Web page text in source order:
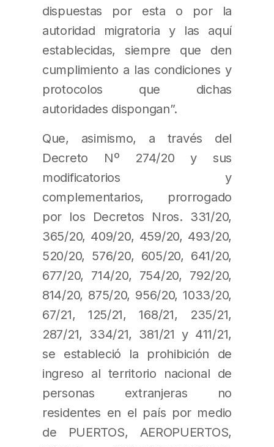
dispuestas por esta o por la
autoridad migratoria y las aquí
establecidas, siempre que den
cumplimiento a las condiciones y
protocolos que dichas
autoridades dispongan”.
Que, asimismo, a través del
Decreto Nº 274/20 y sus
modificatorios y
complementarios, prorrogado
por los Decretos Nros. 331/20,
365/20, 409/20, 459/20, 493/20,
520/20, 576/20, 605/20, 641/20,
677/20, 714/20, 754/20, 792/20,
814/20, 875/20, 956/20, 1033/20,
67/21, 125/21, 168/21, 235/21,
287/21, 334/21, 381/21 y 411/21,
se estableció la prohibición de
ingreso al territorio nacional de
personas extranjeras no
residentes en el país por medio
de PUERTOS, AEROPUERTOS,